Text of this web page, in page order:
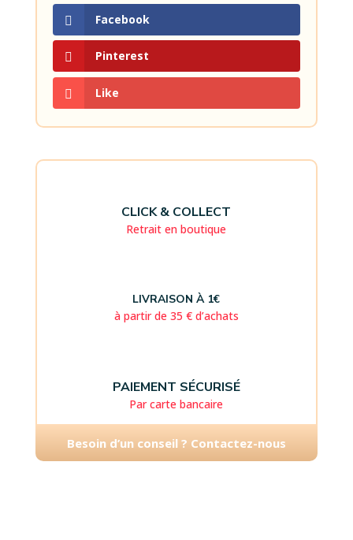
Facebook
Pinterest
Like
CLICK & COLLECT
Retrait en boutique
LIVRAISON À 1€
à partir de 35 € d’achats
PAIEMENT SÉCURISÉ
Par carte bancaire
Besoin d’un conseil ? Contactez-nous